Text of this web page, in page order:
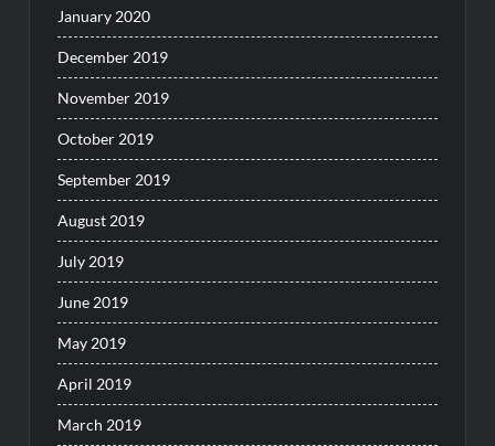
January 2020
December 2019
November 2019
October 2019
September 2019
August 2019
July 2019
June 2019
May 2019
April 2019
March 2019